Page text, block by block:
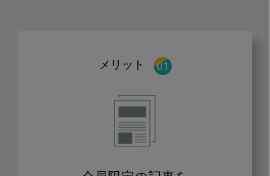
メリット